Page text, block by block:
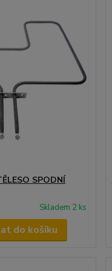
SPODNÍ
Skladem 2 ks
do košíku